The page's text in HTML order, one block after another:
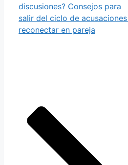
discusiones? Consejos para
salir del ciclo de
reconectar en pareja